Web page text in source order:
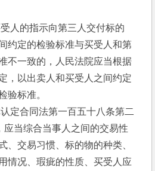
人的指示向第三人交付标的
约定的检验标准与买受人和第
不一致的，人民法院应当根据
，以出卖人和买受人之间约定
验标准。
定合同法第一百五十八条第二
应当综合当事人之间的交易性
、交易习惯、标的物的种类、
情况、瑕疵的性质、买受人应